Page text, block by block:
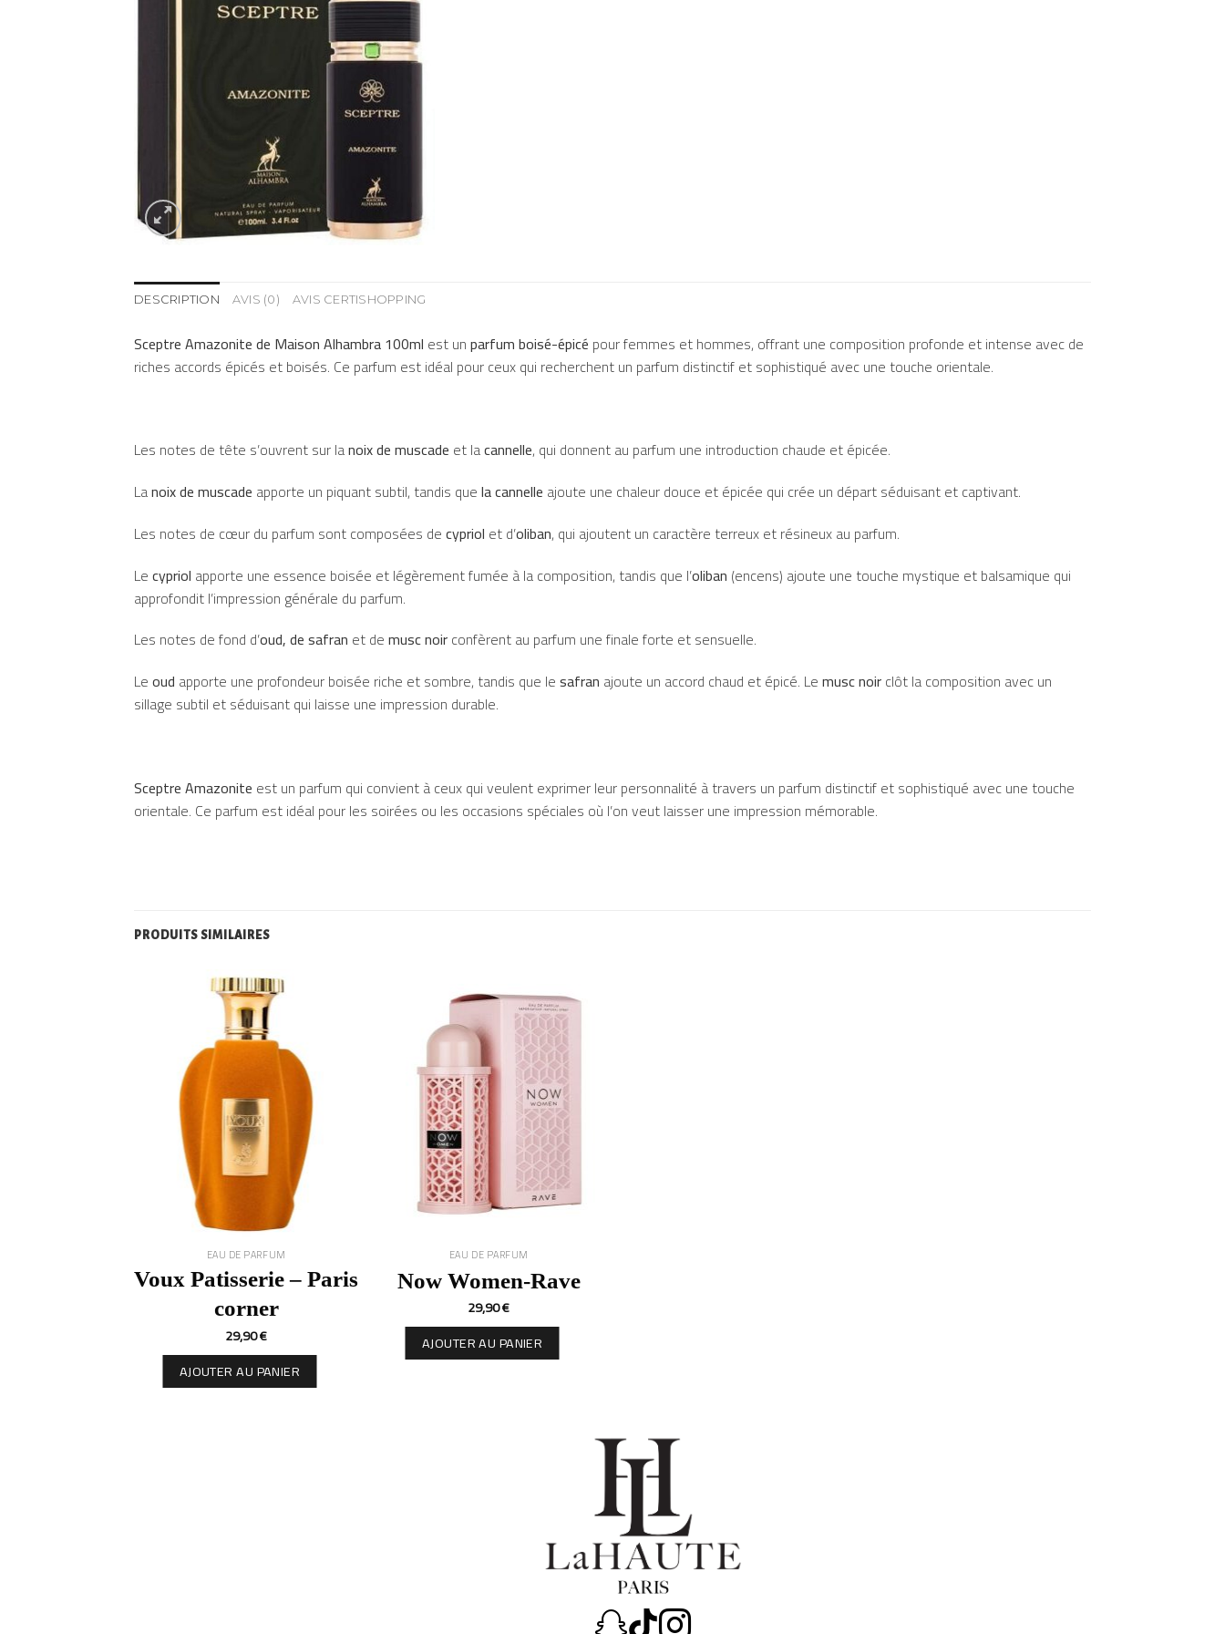
DESCRIPTION AVIS (0) AVIS CERTISHOPPING
Sceptre Amazonite de Maison Alhambra 100ml est unparfum boisé-épicé pour femmes et hommes, offrant une composition profonde et intense avec de
riches accords épicés et boisés. Ce parfum est idéal pour ceux qui recherchent un parfum distinctif et sophistiqué avec une touche orientale.
Les notes de tête s’ouvrent sur lanoix de muscade et lacannelle, qui donnent au parfum une introduction chaude et épicée.
Lanoix de muscade apporte un piquant subtil, tandis quela cannelle ajoute une chaleur douce et épicée qui crée un départ séduisant et captivant.
Les notes de cœur du parfum sont composées decypriol et d’oliban, qui ajoutent un caractère terreux et résineux au parfum.
Lecypriol apporte une essence boisée et légèrement fumée à la composition, tandis que l’oliban (encens) ajoute une touche mystique et balsamique qui
approfondit l’impression générale du parfum.
Les notes de fond d’oud, de safran et demusc noirconfèrent au parfum une finale forte et sensuelle.
Leoud apporte une profondeur boisée riche et sombre, tandis que lesafran ajoute un accord chaud et épicé. Lemusc noirclôt la composition avec un
sillage subtil et séduisant qui laisse une impression durable.
Sceptre Amazonite est un parfum qui convient à ceux qui veulent exprimer leur personnalité à travers un parfum distinctif et sophistiqué avec une touche
orientale. Ce parfum est idéal pour les soirées ou les occasions spéciales où l’on veut laisser une impression mémorable.
PRODUITS SIMILAIRES
EAU DE PARFUM
Voux Patisserie – Paris
corner
29,90€
AJOUTER AU PANIER
EAU DE PARFUM
Now Women-Rave
29,90€
AJOUTER AU PANIER